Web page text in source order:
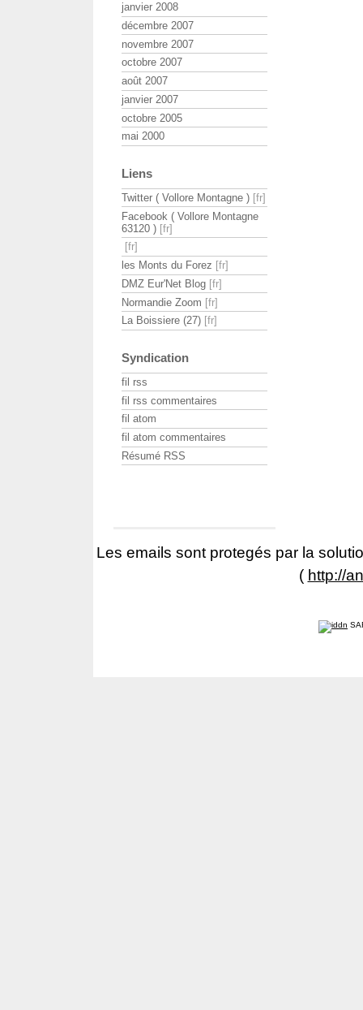
janvier 2008
décembre 2007
novembre 2007
octobre 2007
août 2007
janvier 2007
octobre 2005
mai 2000
Liens
Twitter ( Vollore Montagne )
Facebook ( Vollore Montagne
63120 )
les Monts du Forez
DMZ Eur'Net Blog
Normandie Zoom
La Boissiere (27)
Syndication
fil rss
fil rss commentaires
fil atom
fil atom commentaires
Résumé RSS
Les emails sont protegés par la
( http://